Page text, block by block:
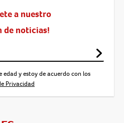
a nuestro
de noticias!
edad y estoy de acuerdo con los
Privacidad